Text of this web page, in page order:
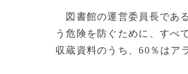
図書館の運営委員長であ
う危険を防ぐために、すべ
収蔵資料のうち、60％はア